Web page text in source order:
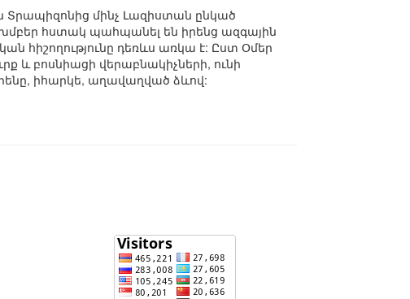
Տրապիզոնից մինչ Լազիստան ընկած
խմբեր հստակ պահպանել են իրենց ազգային
հիշողությունը դեռևս առկա է: Ըստ Օմեր
և բոսնիացի վերաբնակիչների, ունի
իհարկե, աղավաղված ձևով: